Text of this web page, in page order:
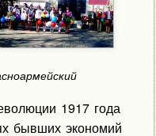
1917 года
бывших экономий